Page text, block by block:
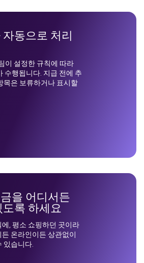
동으로 처리
이 설정한 규칙에 따라
수행됩니다. 지급 전에 추
목은 보류하거나 표시할
을 어디서든
록 하세요
, 평소 쇼핑하던 곳이라
온라인이든 상관없이
있습니다.